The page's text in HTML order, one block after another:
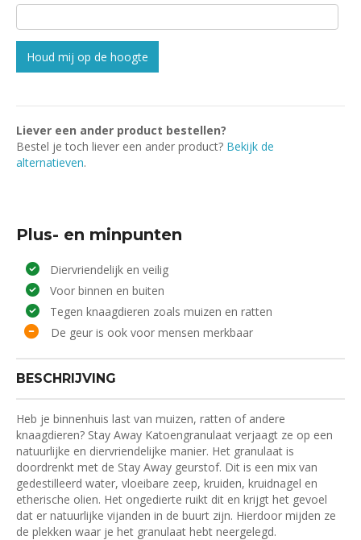
Houd mij op de hoogte
Liever een ander product bestellen?
Bestel je toch liever een ander product? Bekijk de
alternatieven.
Plus- en minpunten
Diervriendelijk en veilig
Voor binnen en buiten
Tegen knaagdieren zoals muizen en ratten
De geur is ook voor mensen merkbaar
BESCHRIJVING
Heb je binnenhuis last van muizen, ratten of andere
knaagdieren? Stay Away Katoengranulaat verjaagt ze op een
natuurlijke en diervriendelijke manier. Het granulaat is
doordrenkt met de Stay Away geurstof. Dit is een mix van
gedestilleerd water, vloeibare zeep, kruiden, kruidnagel en
etherische olien. Het ongedierte ruikt dit en krijgt het gevoel
dat er natuurlijke vijanden in de buurt zijn. Hierdoor mijden ze
de plekken waar je het granulaat hebt neergelegd.